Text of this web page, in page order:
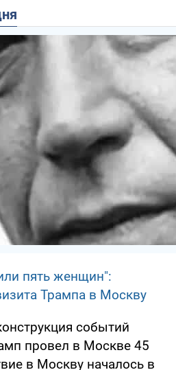
пять женщин":
Трампа в Москву
событий
провел в Москве 45
в Москву началось в